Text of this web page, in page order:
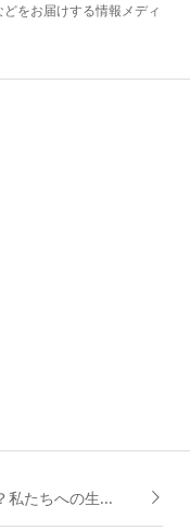
をお届けする情報メディ
私たちへの生...